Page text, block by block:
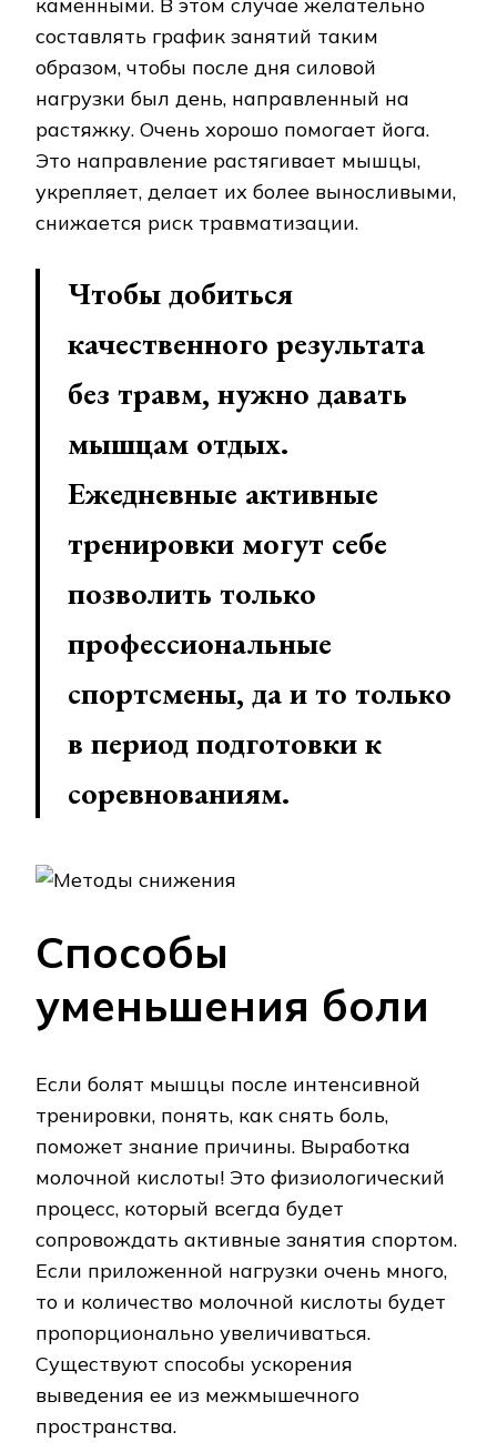
каменными. В этом случае желательно
составлять график занятий таким
образом, чтобы после дня силовой
нагрузки был день, направленный на
растяжку. Очень хорошо помогает йога.
Это направление растягивает мышцы,
укрепляет, делает их более выносливыми,
снижается риск травматизации.
Чтобы добиться
качественного результата
без травм, нужно давать
мышцам отдых.
Ежедневные активные
тренировки могут себе
позволить только
профессиональные
спортсмены, да и то только
в период подготовки к
соревнованиям.
Способы
уменьшения боли
Если болят мышцы после интенсивной
тренировки, понять, как снять боль,
поможет знание причины. Выработка
молочной кислоты! Это физиологический
процесс, который всегда будет
сопровождать активные занятия спортом.
Если приложенной нагрузки очень много,
то и количество молочной кислоты будет
пропорционально увеличиваться.
Существуют способы ускорения
выведения ее из межмышечного
пространства.